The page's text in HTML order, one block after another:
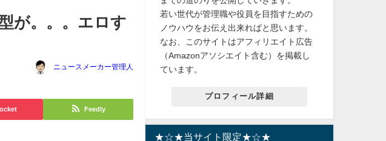
が。。。エロす
ニュースメーカー管理人
Feedly
若い世代が管理職や役員を目指すための
ノウハウをお伝え出来ればと思います。
なお、このサイトはアフィリエイト広告
（Amazonアソシエイト含む）を掲載し
ています。
プロフィール詳細
★☆★当サイト限定★☆★